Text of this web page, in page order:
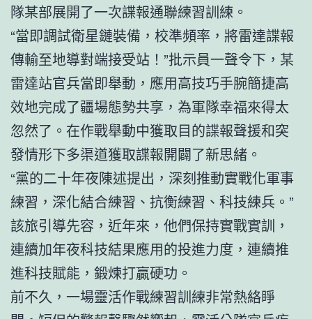
隊某部展開了一次諜報通聯練習訓練。
“當即調試衛星鏈裝備，校準頻率，將雷達諜報
傳輸至地導對端接受站！”批示員一聲令下，某
雷達站官兵當即舉動，應用高技巧手腕簡捷高
效地完成了疆場態勢共享，為軍隊幸福來得太
忽然了。在作戰舉動中獲取目的諜報聲援和突
發情形下多渠道獲取諜報開闢了新思緒。
“黨的二十年夜陳述提出，深刻推動實戰化軍事
練習，深化結合練習、抗衡練習、科技練兵。”
該旅引導先容，近年來，他們保持實戰實訓，
連續加年夜科技結果應用的投進力度，連續推
進科技賦能，鍛煉打贏硬功。
前不久，一場靈活作戰練習訓練非常熱絡睜